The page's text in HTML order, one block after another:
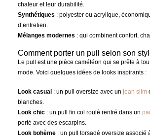
chaleur et leur durabilité.
Synthétiques : polyester ou acrylique,
d’entretien.
Mélanges modernes : qui combinent confort,
Comment porter un pull selon son
Le pull est une pièce caméléon qui se prête à
mode. Voici quelques idées de looks inspirants :
Look casual : un pull oversize avec un jean slim
blanches.
Look chic : un pull fin col roulé rentré dans un
porté avec des escarpins.
Look bohème : un pull torsadé oversize associé